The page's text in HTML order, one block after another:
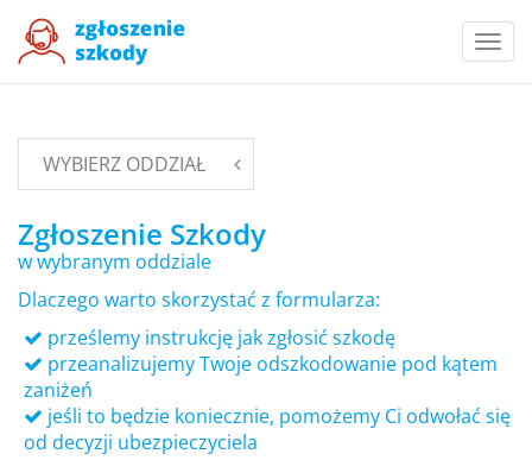
WYBIERZ ODDZIAŁ
Zgłoszenie Szkody
w wybranym oddziale
Dlaczego warto skorzystać z formularza:
prześlemy instrukcję jak zgłosić szkodę
przeanalizujemy Twoje odszkodowanie pod kątem
zaniżeń
jeśli to będzie koniecznie, pomożemy Ci odwołać się
od decyzji ubezpieczyciela